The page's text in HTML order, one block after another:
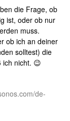
die Frage, ob
ist, oder ob nur
muss.
ob ich an deiner
solltest) die
ich nicht. 😉
de-